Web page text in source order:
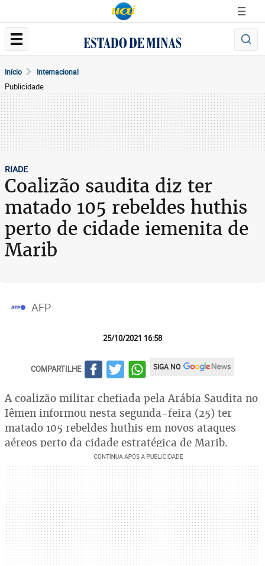
Início Internacional
Publicidade
RIADE
Coalizão saudita diz ter
matado 105 rebeldes huthis
perto de cidade iemenita de
Marib
AFP
25/10/2021 16:58
COMPARTILHE SIGA NO
A coalizão militar chefiada pela Arábia Saudita no
Iêmen informou nesta segunda-feira (25) ter
matado 105 rebeldes huthis em novos ataques
aéreos perto da cidade estratégica de Marib.